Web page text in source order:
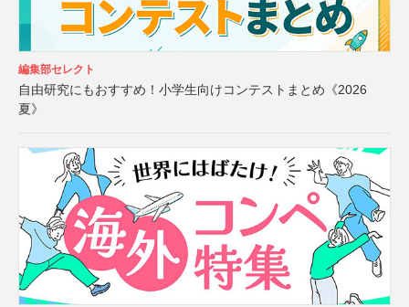
編集部セレクト
自由研究にもおすすめ！小学生向けコンテストまとめ《2026
夏》